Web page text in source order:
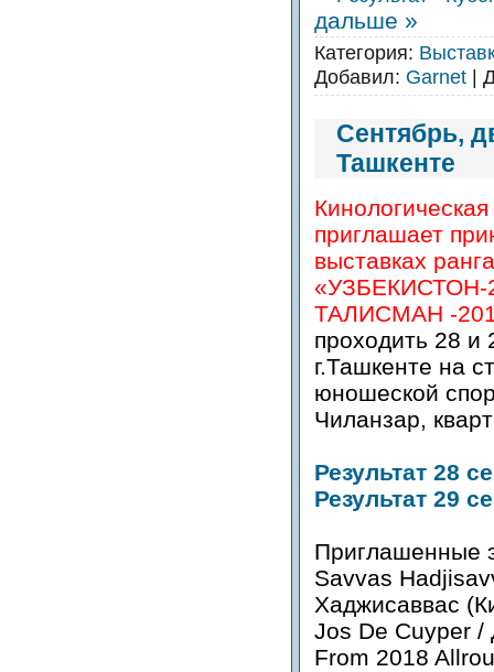
дальше »
Категория:
Добавил: Garnet|
Сентябрь,
Ташкенте
приглашает
выставках
«УЗБЕКИСТОН-
ТАЛИСМАН -
проходить 28 и
г.Ташкенте на
юношеской
Чиланзар,
Результат 28
Результат 29
Приглашенные
Savvas
Хаджисаввас
Jos De Cuyper /
From 2018